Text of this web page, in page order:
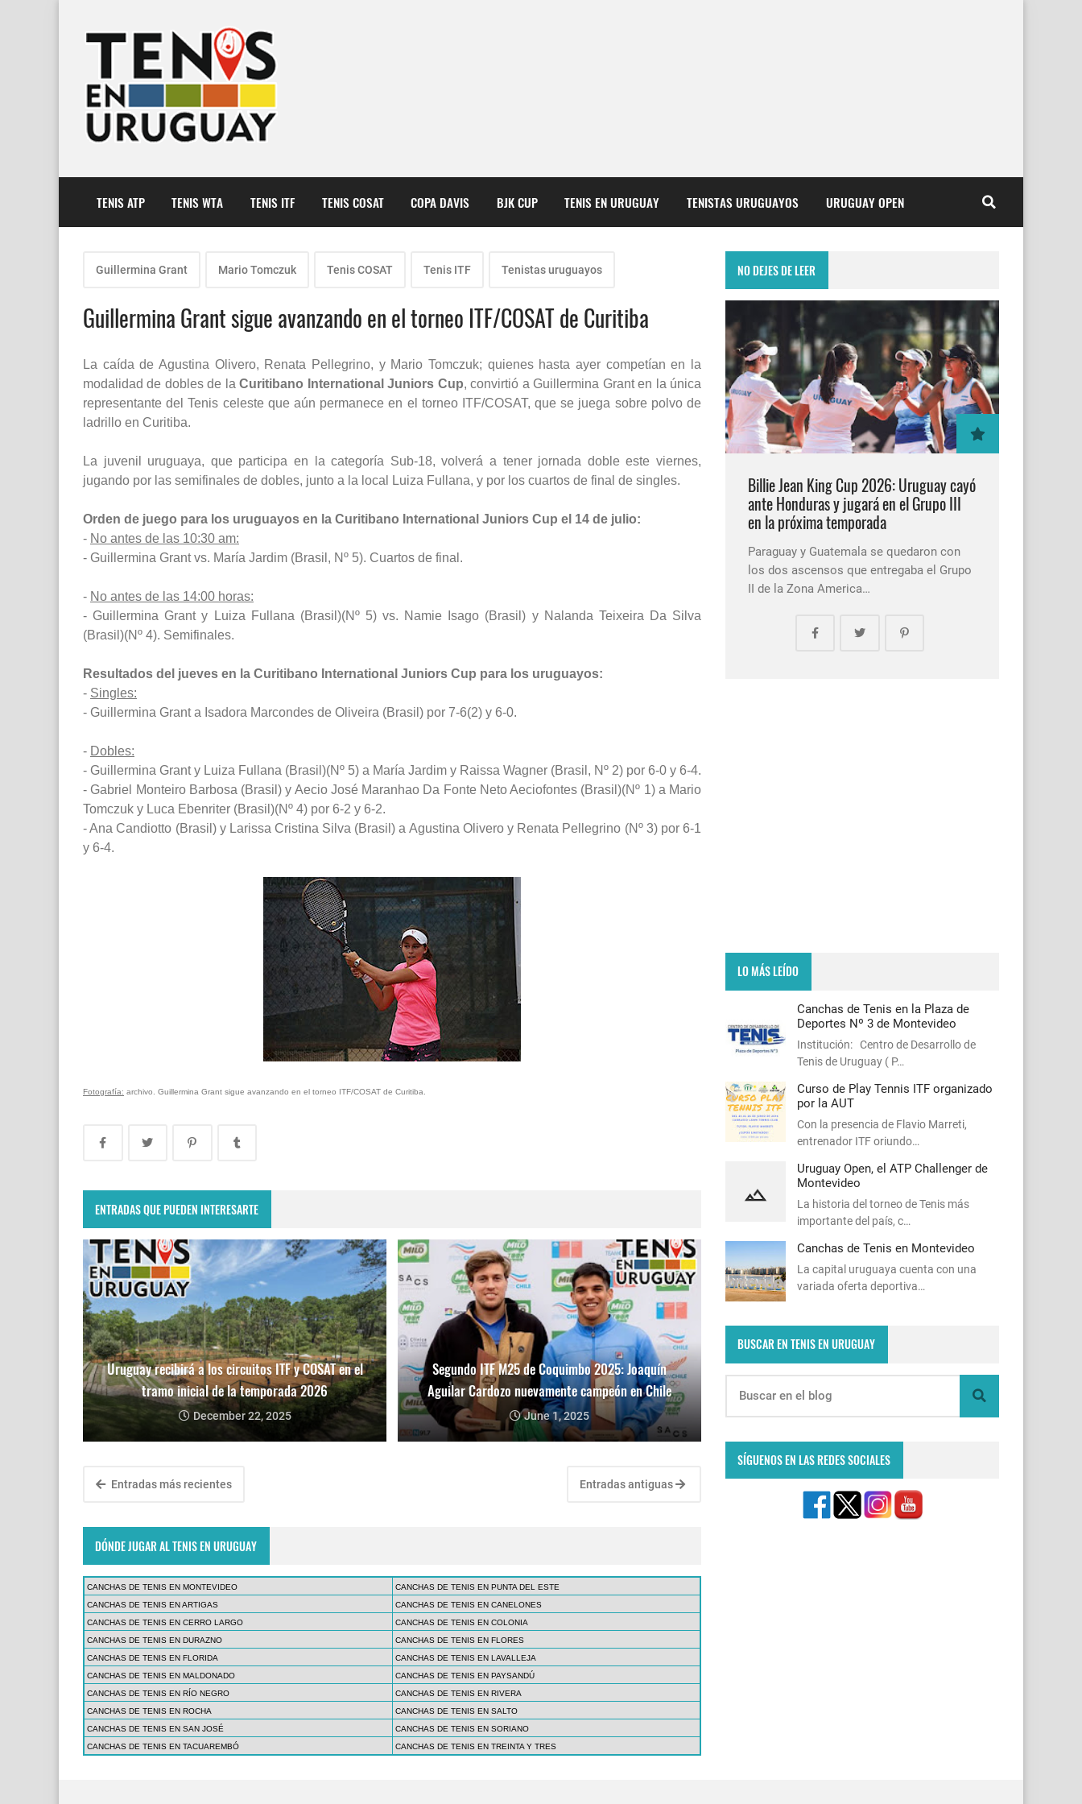
TENIS ATP TENIS WTA TENIS ITF TENIS COSAT COPA DAVIS BJK CUP TENIS EN URUGUAY TENISTAS URUGUAYOS URUGUAY OPEN
Guillermina Grant Mario Tomczuk Tenis COSAT Tenis ITF Tenistas uruguayos
Guillermina Grant sigue avanzando en el torneo ITF/COSAT de Curitiba
La caída de Agustina Olivero, Renata Pellegrino, y Mario Tomczuk; quienes hasta ayer competían en la
modalidad de dobles de laCuritibano International Juniors Cup, convirtió a Guillermina Grant en la única
representante del Tenis celeste que aún permanece en el torneo ITF/COSAT, que se juega sobre polvo de
ladrillo en Curitiba.
La juvenil uruguaya, que participa en la categoría Sub-18, volverá a tener jornada doble este viernes,
jugando por las semifinales de dobles, junto a la local Luiza Fullana, y por los cuartos de final de singles.
Orden de juego para los uruguayos en la Curitibano International Juniors Cup el 14 de julio:
- No antes de las 10:30 am:
- Guillermina Grant vs. María Jardim (Brasil, Nº 5). Cuartos de final.
- No antes de las 14:00 horas:
- Guillermina Grant y Luiza Fullana (Brasil)(Nº 5) vs. Namie Isago (Brasil) y Nalanda Teixeira Da Silva
(Brasil)(Nº 4). Semifinales.
Resultados del jueves en la Curitibano International Juniors Cup para los uruguayos:
- Singles:
- Guillermina Grant a Isadora Marcondes de Oliveira (Brasil) por 7-6(2) y 6-0.
- Dobles:
- Guillermina Grant y Luiza Fullana (Brasil)(Nº 5) a María Jardim y Raissa Wagner (Brasil, Nº 2) por 6-0 y 6-4.
- Gabriel Monteiro Barbosa (Brasil) y Aecio José Maranhao Da Fonte Neto Aeciofontes (Brasil)(Nº 1) a Mario
Tomczuk y Luca Ebenriter (Brasil)(Nº 4) por 6-2 y 6-2.
- Ana Candiotto (Brasil) y Larissa Cristina Silva (Brasil) a Agustina Olivero y Renata Pellegrino (Nº 3) por 6-1
y 6-4.
Fotografía: archivo. Guillermina Grant sigue avanzando en el torneo ITF/COSAT de Curitiba.
ENTRADAS QUE PUEDEN INTERESARTE
Uruguay recibirá a los circuitos ITF y COSAT en el
tramo inicial de la temporada 2026
December 22, 2025
Segundo ITF M25 de Coquimbo 2025: Joaquín
Aguilar Cardozo nuevamente campeón en Chile
June 1, 2025
Entradas más recientes Entradas antiguas
DÓNDE JUGAR AL TENIS EN URUGUAY
CANCHAS DE TENIS EN MONTEVIDEO
CANCHAS DE TENIS EN PUNTA DEL ESTE
CANCHAS DE TENIS EN ARTIGAS
CANCHAS DE TENIS EN CANELONES
CANCHAS DE TENIS EN CERRO LARGO
CANCHAS DE TENIS EN COLONIA
CANCHAS DE TENIS EN DURAZNO
CANCHAS DE TENIS EN FLORES
CANCHAS DE TENIS EN FLORIDA
CANCHAS DE TENIS EN LAVALLEJA
CANCHAS DE TENIS EN MALDONADO
CANCHAS DE TENIS EN PAYSANDÚ
CANCHAS DE TENIS EN RÍO NEGRO
CANCHAS DE TENIS EN RIVERA
CANCHAS DE TENIS EN ROCHA
CANCHAS DE TENIS EN SALTO
CANCHAS DE TENIS EN SAN JOSÉ
CANCHAS DE TENIS EN SORIANO
CANCHAS DE TENIS EN TACUAREMBÓ
CANCHAS DE TENIS EN TREINTA Y TRES
NO DEJES DE LEER
Billie Jean King Cup 2026: Uruguay cayó
ante Honduras y jugará en el Grupo III
en la próxima temporada
Paraguay y Guatemala se quedaron con
los dos ascensos que entregaba el Grupo
II de la Zona America…
LO MÁS LEÍDO
Canchas de Tenis en la Plaza de
Deportes Nº 3 de Montevideo
Institución: Centro de Desarrollo de
Tenis de Uruguay ( P…
Curso de Play Tennis ITF organizado
por la AUT
Con la presencia de Flavio Marreti,
entrenador ITF oriundo…
Uruguay Open, el ATP Challenger de
Montevideo
La historia del torneo de Tenis más
importante del país, c…
Canchas de Tenis en Montevideo
La capital uruguaya cuenta con una
variada oferta deportiva…
BUSCAR EN TENIS EN URUGUAY
SÍGUENOS EN LAS REDES SOCIALES